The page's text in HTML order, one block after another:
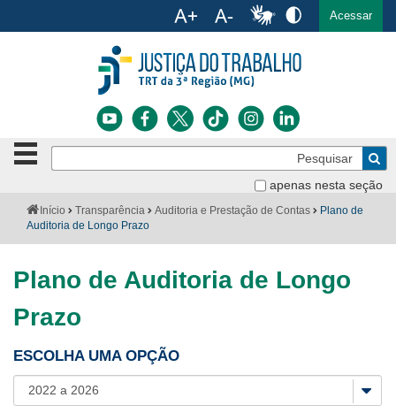
Ir para o menu Ir para a busca Ir para o rodapé
Acessar
apenas nesta seção
Botão
de
clique
ou
fechar
menu
Notícias
Serviços
Jurisprudência
Legislação
Você
está
Início Transparência Auditoria e Prestação de Contas
Plano de
Auditoria de Longo Prazo
Plano de Auditoria de Longo
Prazo
ESCOLHA UMA OPÇÃO